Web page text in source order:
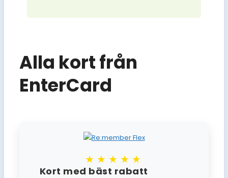
Alla kort från
EnterCard
★★★★★
Kort med bäst rabatt